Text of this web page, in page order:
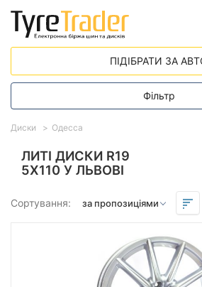
ЛИТІ ДИСКИ R19
5X110 У ЛЬВОВІ
Сортування:
Диски Одесса
ПІДІБРАТИ ЗА
Фільтр
Діапазон цін
від